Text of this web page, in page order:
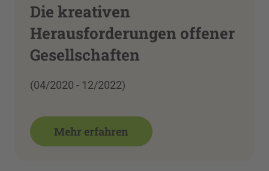
Die kreativen
Herausforderungen offener
Gesellschaften
(04/2020 - 12/2022)
Mehr erfahren